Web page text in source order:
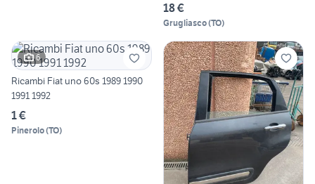
18 €
Grugliasco(TO)
6
Ricambi Fiat uno 60s 1989 1990
1991 1992
1 €
Pinerolo(TO)